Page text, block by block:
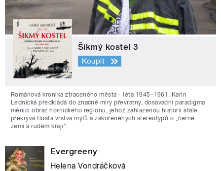
Šikmý kostel 3
Koupit
Románová kronika ztraceného města - léta 1945–1961. Karin
Lednická předkládá do značné míry převratný, dosavadní paradigma
měnící obraz hornického regionu, jehož zahlazenou historii stále
překrývá tlustá vrstva mýtů a zakořeněných stereotypů o „černé
zemi a rudém kraji“.
Evergreeny
Helena Vondráčková